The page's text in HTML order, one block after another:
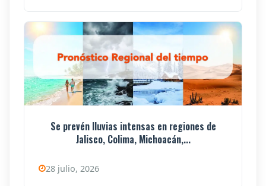
Se prevén lluvias intensas en regiones de
Jalisco, Colima, Michoacán,...
28 julio, 2026